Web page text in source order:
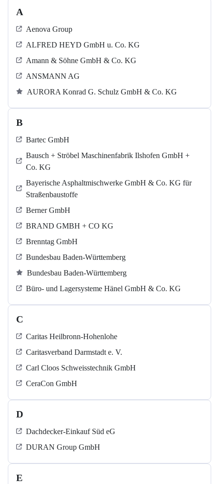
A
Aenova Group
ALFRED HEYD GmbH u. Co. KG
Amann & Söhne GmbH & Co. KG
ANSMANN AG
AURORA Konrad G. Schulz GmbH & Co. KG
B
Bartec GmbH
Bausch + Ströbel Maschinenfabrik Ilshofen GmbH +
Co. KG
Bayerische Asphaltmischwerke GmbH & Co. KG für
Straßenbaustoffe
Berner GmbH
BRAND GMBH + CO KG
Brenntag GmbH
Bundesbau Baden-Württemberg
Bundesbau Baden-Württemberg
Büro- und Lagersysteme Hänel GmbH & Co. KG
C
Caritas Heilbronn-Hohenlohe
Caritasverband Darmstadt e. V.
Carl Cloos Schweisstechnik GmbH
CeraCon GmbH
D
Dachdecker-Einkauf Süd eG
DURAN Group GmbH
E